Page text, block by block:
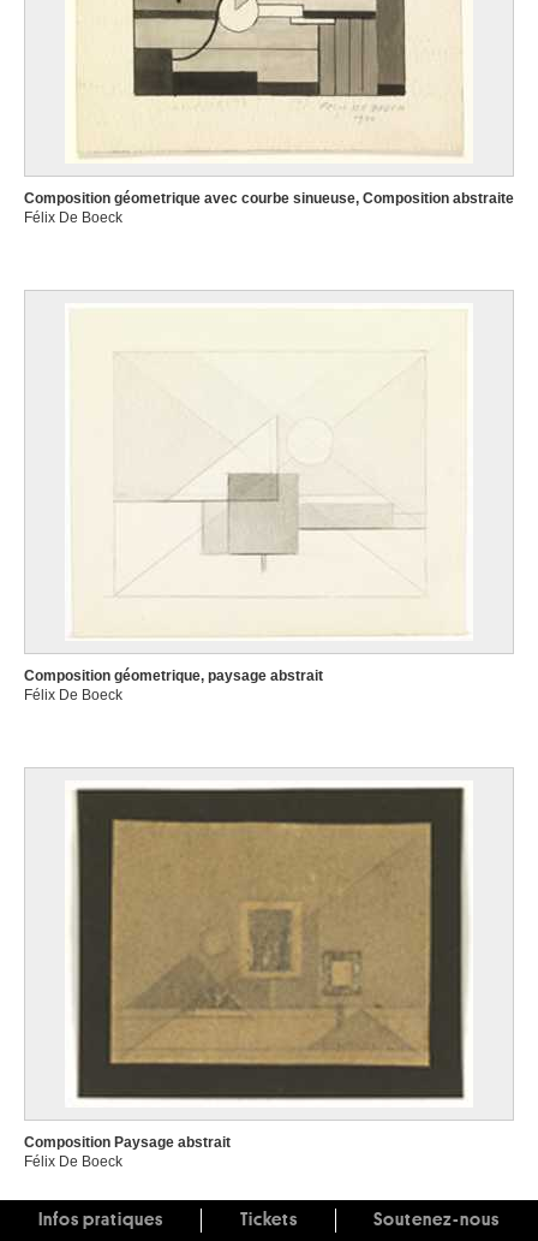
Composition géometrique avec courbe sinueuse, Composition abstraite
Félix De Boeck
Composition géometrique, paysage abstrait
Félix De Boeck
Composition Paysage abstrait
Félix De Boeck
Infos pratiques Tickets Soutenez-nous